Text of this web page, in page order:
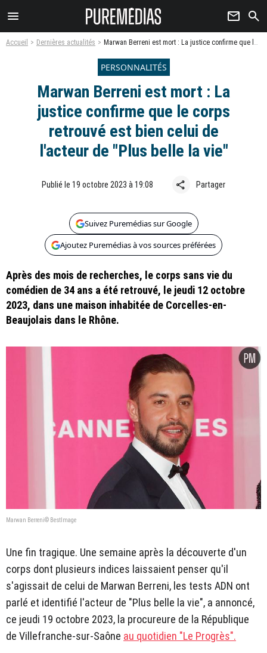
menu newsletter search
Accueil Dernières actualités Marwan Berreni est mort : La justice confirme que le corps retrouvé est bien celui de l'acteur de "Plus belle la vie"
PERSONNALITÉS
Marwan Berreni est mort : La
justice confirme que le corps
retrouvé est bien celui de
l'acteur de "Plus belle la vie"
Publié le 19 octobre 2023 à 19:08 share Partager
Suivez Puremédias sur Google
Ajoutez Puremédias à vos sources préférées
Après des mois de recherches, le corps sans vie du
comédien de 34 ans a été retrouvé, le jeudi 12 octobre
2023, dans une maison inhabitée de Corcelles-en-
Beaujolais dans le Rhône.
Marwan Berreni© BestImage
Une fin tragique. Une semaine après la découverte d'un
corps dont plusieurs indices laissaient penser qu'il
s'agissait de celui de Marwan Berreni, les tests ADN ont
parlé et identifié l'acteur de "Plus belle la vie", a annoncé,
ce jeudi 19 octobre 2023, la procureure de la République
de Villefranche-sur-Saône au quotidien "Le Progrès".